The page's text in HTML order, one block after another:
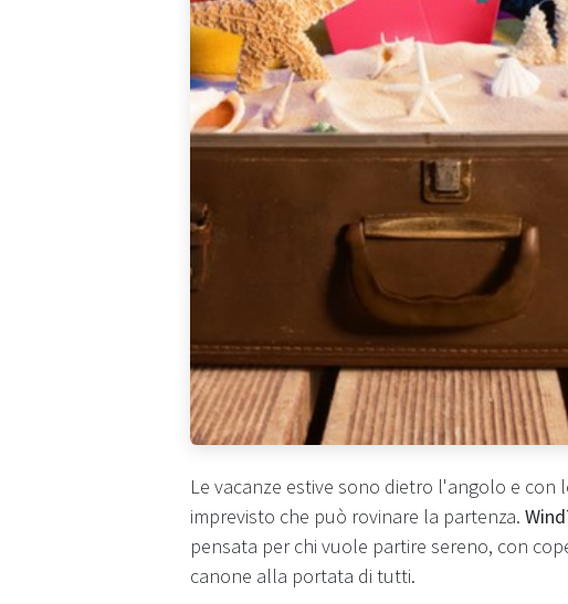
Le vacanze estive sono dietro l'angolo e
imprevisto che può rovinare la partenza.
pensata per chi vuole partire sereno, con
canone alla portata di tutti.